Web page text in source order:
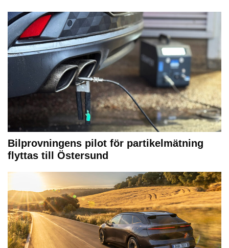
Bilprovningens pilot för partikelmätning
flyttas till Östersund